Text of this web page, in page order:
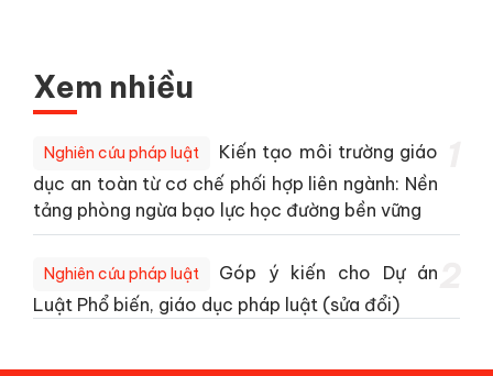
Xem nhiều
Nghiên cứu pháp luật
Kiến tạo môi trường giáo
dục an toàn từ cơ chế phối hợp liên ngành: Nền
tảng phòng ngừa bạo lực học đường bền vững
Nghiên cứu pháp luật
Góp ý kiến cho Dự án
Luật Phổ biến, giáo dục pháp luật (sửa đổi)